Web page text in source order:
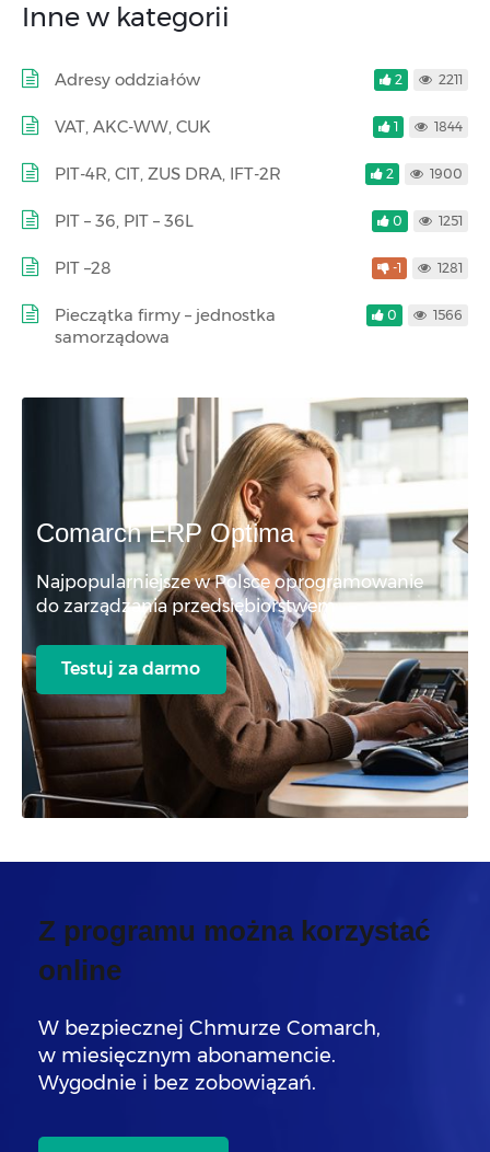
Inne w kategorii
Adresy oddziałów 2 2211
VAT, AKC-WW, CUK 1 1844
PIT-4R, CIT, ZUS DRA, IFT-2R 2 1900
PIT – 36, PIT – 36L 0 1251
PIT –28 -1 1281
Pieczątka firmy – jednostka
samorządowa
0 1566
Comarch ERP Optima
Najpopularniejsze w Polsce oprogramowanie
do zarządzania przedsiębiorstwem
Testuj za darmo
Z programu można korzystać
online
W bezpiecznej Chmurze Comarch,
w miesięcznym abonamencie.
Wygodnie i bez zobowiązań.